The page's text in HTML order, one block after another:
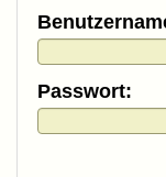
Passwort: